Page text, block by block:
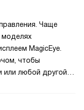
его
насоса. Чем
качественнее
Чаще
моделях
MagicEye.
чтобы
или любой другой